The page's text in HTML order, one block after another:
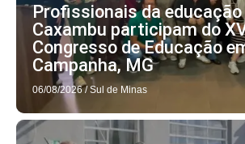
Profissionais da educação
Caxambu participam do
Congresso de Educação
Campanha, MG
06/08/2026 / Sul de Minas